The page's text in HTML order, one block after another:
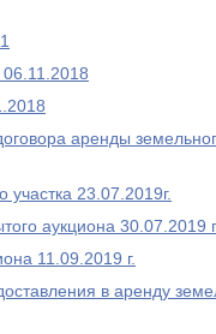
06.11.2018
аренды
23.07.2019г.
аукциона 30.07.2019
11.09.2019 г.
в аренду